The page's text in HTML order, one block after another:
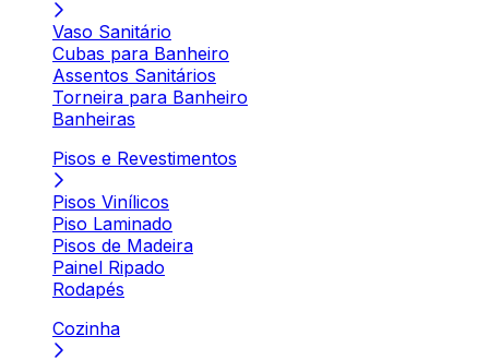
Vaso Sanitário
Cubas para Banheiro
Assentos Sanitários
Torneira para Banheiro
Banheiras
Pisos e Revestimentos
Pisos Vinílicos
Piso Laminado
Pisos de Madeira
Painel Ripado
Rodapés
Cozinha